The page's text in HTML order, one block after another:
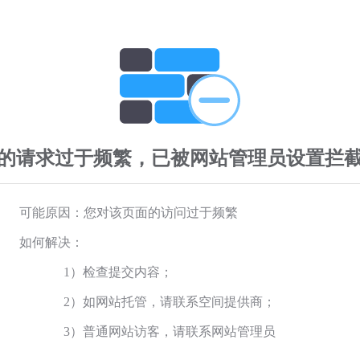
请求过于频繁，已被网站管理员设置拦
可能原因：您对该页面的访问过于频繁
如何解决：
1）检查提交内容；
2）如网站托管，请联系空间提供商；
3）普通网站访客，请联系网站管理员